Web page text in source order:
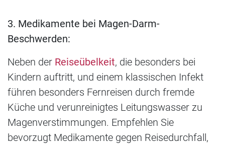
3. Medikamente bei Magen-Darm-
Beschwerden:
Neben der Reiseübelkeit, die besonders bei
Kindern auftritt, und einem klassischen Infekt
führen besonders Fernreisen durch fremde
Küche und verunreinigtes Leitungswasser zu
Magenverstimmungen. Empfehlen Sie
bevorzugt Medikamente gegen Reisedurchfall,